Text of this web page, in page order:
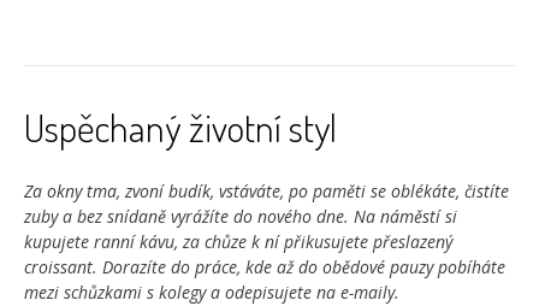
Uspěchaný životní styl
Za okny tma, zvoní budík, vstáváte, po paměti se oblékáte, čistíte
zuby a bez snídaně vyrážíte do nového dne. Na náměstí si
kupujete ranní kávu, za chůze k ní přikusujete přeslazený
croissant. Dorazíte do práce, kde aždo obědové pauzy pobíháte
mezi schůzkami s kolegy a odepisujete na e-maily.